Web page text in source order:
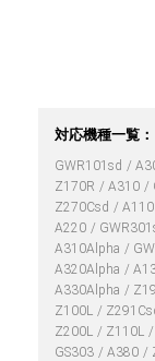
対応機種一覧：
GWR101sd
Z170R
A310
Z270Csd
A110
A220
A310Alpha
A320Alpha
A330Alpha
Z100L
Z200L
Z110L
GS303
A380